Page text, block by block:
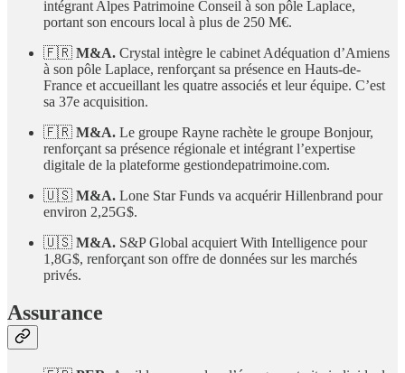
intégrant Alpes Patrimoine Conseil à son pôle Laplace,
portant son encours local à plus de 250 M€.
🇫🇷 M&A. Crystal intègre le cabinet Adéquation d’Amiens
à son pôle Laplace, renforçant sa présence en Hauts-de-
France et accueillant les quatre associés et leur équipe. C’est
sa 37e acquisition.
🇫🇷 M&A. Le groupe Rayne rachète le groupe Bonjour,
renforçant sa présence régionale et intégrant l’expertise
digitale de la plateforme gestiondepatrimoine.com.
🇺🇸 M&A. Lone Star Funds va acquérir Hillenbrand pour
environ 2,25G$.
🇺🇸 M&A. S&P Global acquiert With Intelligence pour
1,8G$, renforçant son offre de données sur les marchés
privés.
Assurance